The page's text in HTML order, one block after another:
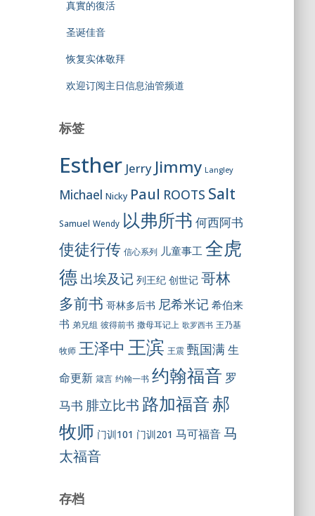
真實的復活
圣诞佳音
恢复实体敬拜
欢迎订阅主日信息油管频道
标签
Esther Jerry Jimmy Langley
Michael Nicky Paul ROOTS Salt
Samuel Wendy 以弗所书 何西阿书
使徒行传 信心系列 儿童事工 全虎
德 出埃及记 列王纪 创世记 哥林
多前书 哥林多后书 尼希米记 希伯来
书 弟兄组 彼得前书 撒母耳记上 歌罗西书 王乃基
牧师 王泽中 王滨 王震 甄国满 生
命更新 箴言 约翰一书 约翰福音 罗
马书 腓立比书 路加福音郝
牧师 门训101 门训201 马可福音 马
太福音
存档